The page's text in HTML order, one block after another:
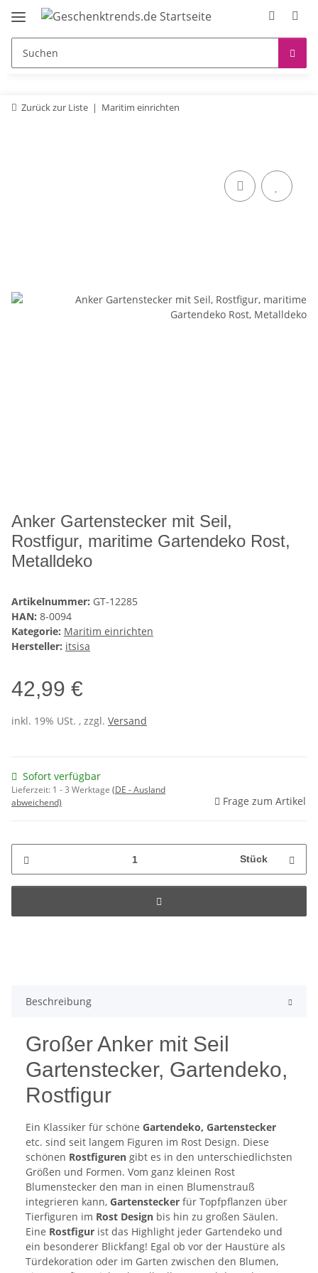
Zurück zur Liste Maritim einrichten
Anker Gartenstecker mit Seil,
Rostfigur, maritime Gartendeko Rost,
Metalldeko
Artikelnummer: GT-12285
HAN: 8-0094
Kategorie: Maritim einrichten
Hersteller: itsisa
42,99 €
inkl. 19% USt. , zzgl. Versand
Sofort verfügbar
Lieferzeit: 1 - 3 Werktage (DE - Ausland
abweichend)
Frage zum Artikel
Stück
Beschreibung
Großer Anker mit Seil
Gartenstecker, Gartendeko,
Rostfigur
Ein Klassiker für schöne Gartendeko, Gartenstecker
etc. sind seit langem Figuren im Rost Design. Diese
schönen Rostfiguren gibt es in den unterschiedlichsten
Größen und Formen. Vom ganz kleinen Rost
Blumenstecker den man in einen Blumenstrauß
integrieren kann, Gartenstecker für Topfpflanzen über
Tierfiguren im Rost Design bis hin zu großen Säulen.
Eine Rostfigur ist das Highlight jeder Gartendeko und
ein besonderer Blickfang! Egal ob vor der Haustüre als
Türdekoration oder im Garten zwischen den Blumen,